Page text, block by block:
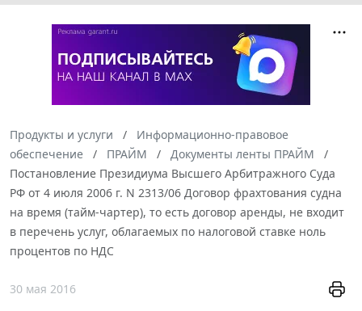
Продукты и услуги
Информационно-правовое
обеспечение
ПРАЙМ
Документы ленты ПРАЙМ
Постановление Президиума Высшего Арбитражного Суда
РФ от 4 июля 2006 г. N 2313/06 Договор фрахтования судна
на время (тайм-чартер), то есть договор аренды, не входит
в перечень услуг, облагаемых по налоговой ставке ноль
процентов по НДС
30 мая 2016